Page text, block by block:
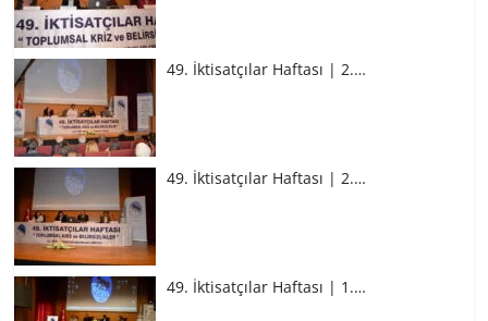
49. İktisatçılar Haftası | 2.…
49. İktisatçılar Haftası | 2.…
49. İktisatçılar Haftası | 1.…